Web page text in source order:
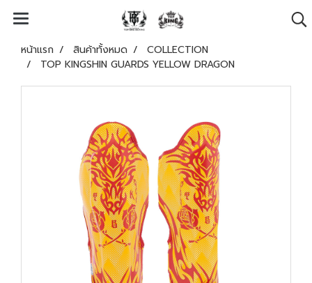
หน้าแรก สินค้าทั้งหมด
COLLECTION
TOP KINGSHIN GUARDS YELLOW DRAGON